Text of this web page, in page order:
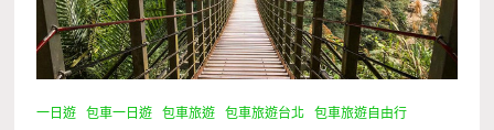
一日遊 包車一日遊 包車旅遊 包車旅遊台北
包車旅遊自由行